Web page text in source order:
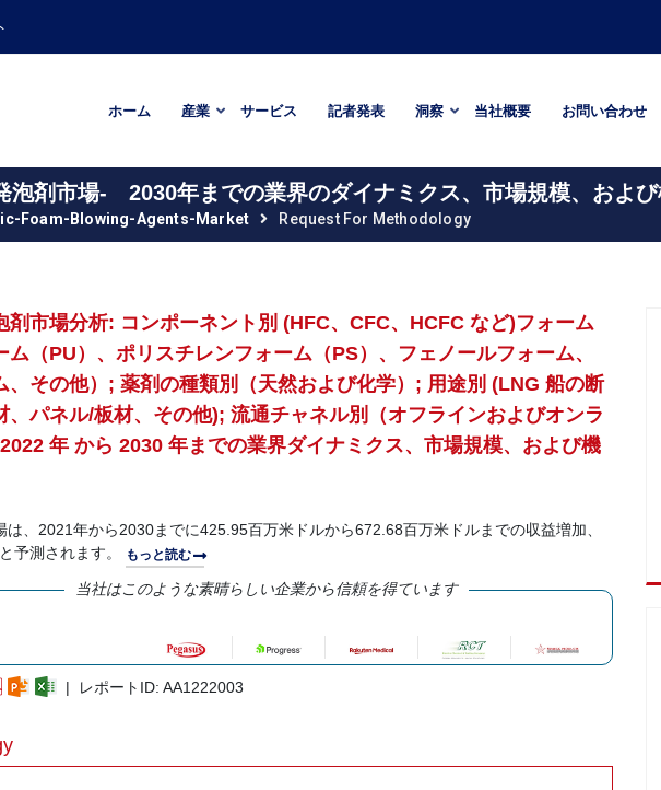
ホーム 産業 サービス 記者発表 洞察 当社概要 お問い合わせ
泡剤市場- 2030年までの業界のダイナミクス、市場規模、およ
Foam-Blowing-Agents-Market Request For Methodology
剤市場分析: コンポーネント別 (HFC、CFC、HCFC など)フォーム
（PU）、ポリスチレンフォーム（PS）、フェノールフォーム、
、その他）; 薬剤の種類別（天然および化学）; 用途別 (LNG 船の断
、パネル/板材、その他); 流通チャネル別（オフラインおよびオンラ
年 から 2030 年までの業界ダイナミクス、市場規模、および機
、2021年から2030までに425.95百万米ドルから672.68百万米ドルまでの収益増加、
予測されます。
もっと読む
当社はこのような素晴らしい企業から信頼を得ています
| レポートID: AA1222003